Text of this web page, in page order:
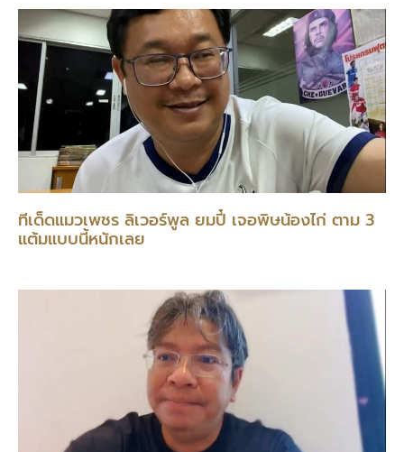
ทีเด็ดแมวเพชร ลิเวอร์พูล ยมปี๋ เจอพิษน้องไก่ ตาม 3
แต้มแบบนี้หนักเลย